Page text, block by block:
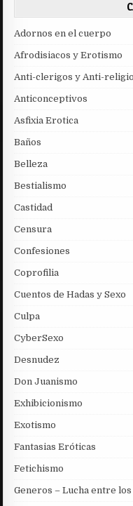
Adornos en el cuerpo
Afrodisiacos y Erotismo
Anti-clerigos y Anti-
Anticonceptivos
Asfixia Erotica
Baños
Belleza
Bestialismo
Castidad
Censura
Confesiones
Coprofilia
Cuentos de Hadas y Sexo
Culpa
CyberSexo
Desnudez
Don Juanismo
Exhibicionismo
Exotismo
Fantasias Eróticas
Fetichismo
Generos – Lucha entre